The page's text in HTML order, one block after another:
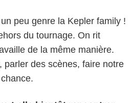
peu genre la Kepler family !
du tournage. On rit
de la même manière.
parler des scènes, faire notre